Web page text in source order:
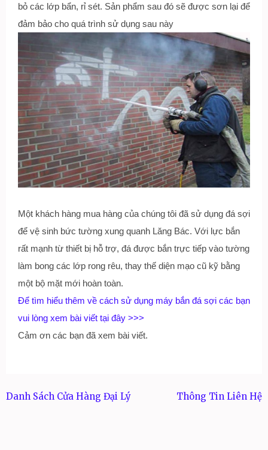
bỏ các lớp bẩn, rỉ sét. Sản phẩm sau đó sẽ được sơn lại để
đảm bảo cho quá trình sử dụng sau này
Một khách hàng mua hàng của chúng tôi đã sử dụng đá sợi
để vệ sinh bức tường xung quanh Lăng Bác. Với lực bắn
rất mạnh từ thiết bị hỗ trợ, đá được bắn trực tiếp vào tường
làm bong các lớp rong rêu, thay thế diện mạo cũ kỹ bằng
một bộ mặt mới hoàn toàn.
Để tìm hiểu thêm về cách sử dụng máy bắn đá sợi các bạn
vui lòng xem bài viết tại đây >>>
Cảm ơn các bạn đã xem bài viết.
Danh Sách Cửa Hàng Đại Lý Thông Tin Liên Hệ